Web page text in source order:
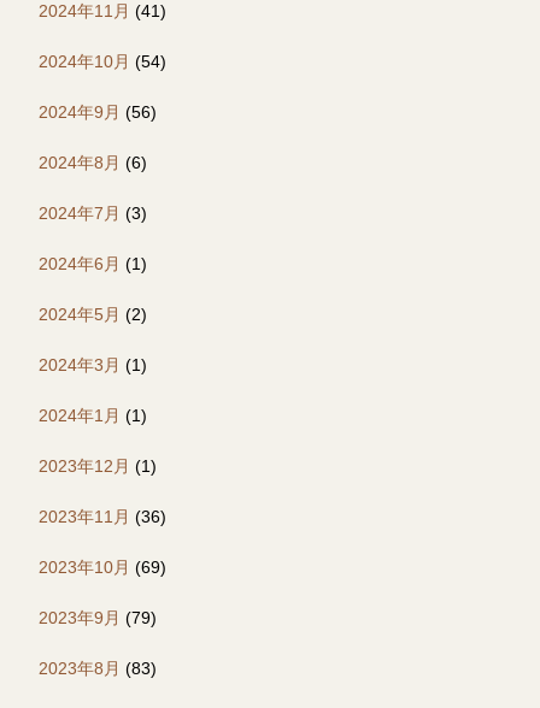
2024年11月 (41)
2024年10月 (54)
2024年9月 (56)
2024年8月 (6)
2024年7月 (3)
2024年6月 (1)
2024年5月 (2)
2024年3月 (1)
2024年1月 (1)
2023年12月 (1)
2023年11月 (36)
2023年10月 (69)
2023年9月 (79)
2023年8月 (83)